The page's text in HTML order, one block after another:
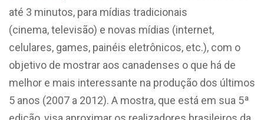
até 3 minutos, para mídias tradicionais
(cinema, televisão) e novas mídias (internet,
celulares, games, painéis eletrônicos, etc.), com o
objetivo de mostrar aos canadenses o que há de
melhor e mais interessante na produção dos últimos
5 anos (2007 a 2012). A mostra, que está em sua 5ª